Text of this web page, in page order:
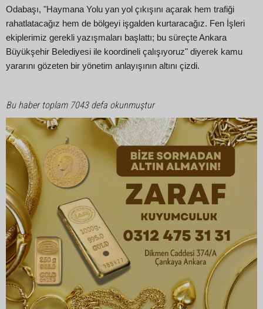
Odabaşı, "Haymana Yolu yan yol çıkışını açarak hem trafiği
rahatlatacağız hem de bölgeyi işgalden kurtaracağız. Fen İşleri
ekiplerimiz gerekli yazışmaları başlattı; bu süreçte Ankara
Büyükşehir Belediyesi ile koordineli çalışıyoruz" diyerek kamu
yararını gözeten bir yönetim anlayışının altını çizdi.
Bu haber toplam 7043 defa okunmuştur